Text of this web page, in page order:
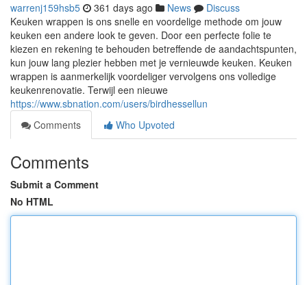
warrenj159hsb5 361 days ago News
Discuss
Keuken wrappen is ons snelle en voordelige methode om jouw
keuken een andere look te geven. Door een perfecte folie te
kiezen en rekening te behouden betreffende de aandachtspunten,
kun jouw lang plezier hebben met je vernieuwde keuken. Keuken
wrappen is aanmerkelijk voordeliger vervolgens ons volledige
keukenrenovatie. Terwijl een nieuwe
https://www.sbnation.com/users/birdhessellun
Comments
Who Upvoted
Comments
Submit a Comment
No HTML